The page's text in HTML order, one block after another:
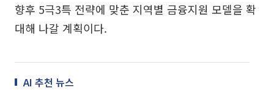
향후 5극3특 전략에 맞춘 지역별 금융지원 모델을 확
대해 나갈 계획이다.
AI 추천 뉴스